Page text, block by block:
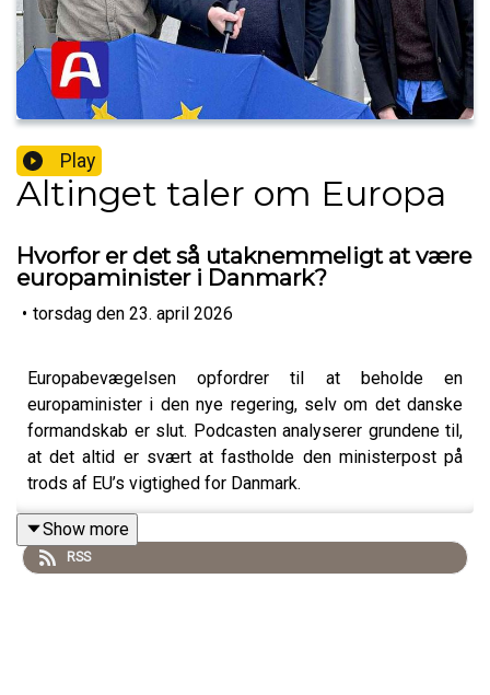
Play
Altinget taler om Europa
Hvorfor er det så utaknemmeligt at være
europaminister i Danmark?
• torsdag den 23. april 2026
Europabevægelsen opfordrer til at beholde en
europaminister i den nye regering, selv om det danske
formandskab er slut. Podcasten analyserer grundene til,
at det altid er svært at fastholde den ministerpost på
trods af EU’s vigtighed for Danmark.
Vært og tilrettelægger:Thomas Lauritzen, Altingets
Show more
RSS